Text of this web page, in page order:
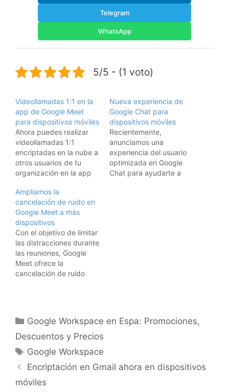
Telegram
WhatsApp
5/5 - (1 voto)
Videollamadas 1:1 en la
app de Google Meet
para dispositivos móviles
Ahora puedes realizar
videollamadas 1:1
encriptadas en la nube a
otros usuarios de tu
organización en la app
dispositivos móviles.
Antes, debías crear un
vínculo de la reunión con
anticipación y
compartirlo en una
invitación de calendario,
un mensaje de chat o un
correo electrónico. Ahora
puedes…
Nueva experiencia de
Google Chat para
dispositivos móviles
Recientemente,
anunciamos una
experiencia del usuario
optimizada en Google
Chat para ayudarte a
Ampliamos la
cancelación de ruido en
Google Meet a más
dispositivos
Con el objetivo de limitar
las distracciones durante
las reuniones, Google
Meet ofrece la
cancelación de ruido
cercana. A partir de hoy,
la cancelación de ruido
características: Estará
disponible para…
Categorías
Google Workspace en Espa: Promociones,
Descuentos y Precios
Etiquetas
Google Workspace
Encriptación en Gmail ahora en dispositivos
móviles